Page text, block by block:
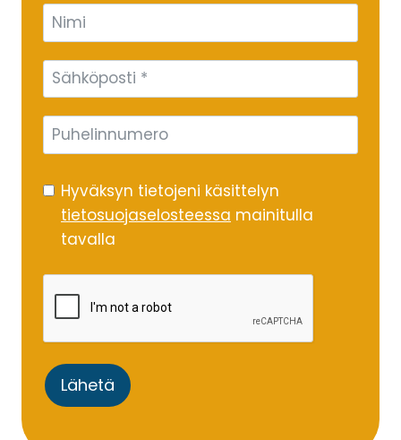
Hyväksyn tietojeni käsittelyn
tietosuojaselosteessa mainitulla
tavalla
Lähetä